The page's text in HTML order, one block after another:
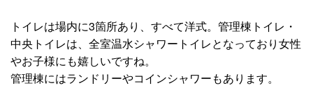
トイレは場内に3箇所あり、すべて洋式。管理棟トイレ・
中央トイレは、全室温水シャワートイレとなっており女性
やお子様にも嬉しいですね。
管理棟にはランドリーやコインシャワーもあります。